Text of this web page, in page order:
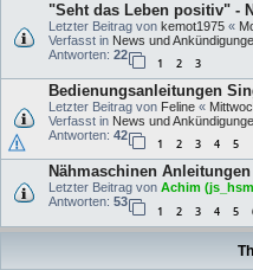
"Seht das Leben positiv" -
Letzter Beitrag von kemot1975 «
Verfasst in News und
Antworten: 22
1 2 3
Bedienungsanleitungen
Letzter Beitrag von Feline «
Verfasst in News und
Antworten: 42
1 2 3 4 5
Nähmaschinen
Letzter Beitrag von Achim
Antworten: 53
1 2 3 4 5